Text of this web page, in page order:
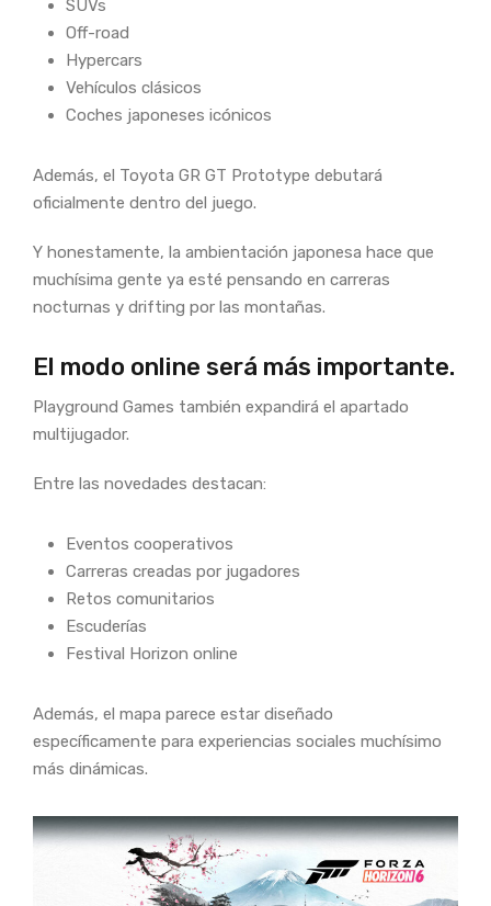
SUVs
Off-road
Hypercars
Vehículos clásicos
Coches japoneses icónicos
Además, el Toyota GR GT Prototype debutará
oficialmente dentro del juego.
Y honestamente, la ambientación japonesa hace que
muchísima gente ya esté pensando en carreras
nocturnas y drifting por las montañas.
El modo online será más importante.
Playground Games también expandirá el apartado
multijugador.
Entre las novedades destacan:
Eventos cooperativos
Carreras creadas por jugadores
Retos comunitarios
Escuderías
Festival Horizon online
Además, el mapa parece estar diseñado
específicamente para experiencias sociales muchísimo
más dinámicas.